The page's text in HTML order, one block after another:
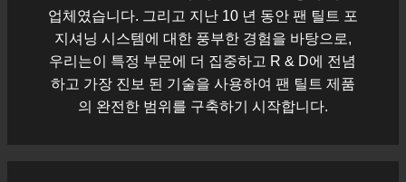
업체였습니다. 그리고 지난 10 년 동안 팬 틸트 포
지셔닝 시스템에 대한 풍부한 경험을 바탕으로,
우리는이 특정 부문에 더 집중하고 R & D에 전념
하고 가장 진보 된 기술을 사용하여 팬 틸트 제품
의 완전한 범위를 구축하기 시작합니다.